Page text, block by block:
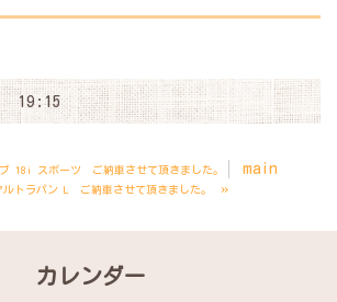
19:15
ブ 18i スポーツ ご納車させて頂きました。 main
ルトラパン L ご納車させて頂きました。 »
カレンダー